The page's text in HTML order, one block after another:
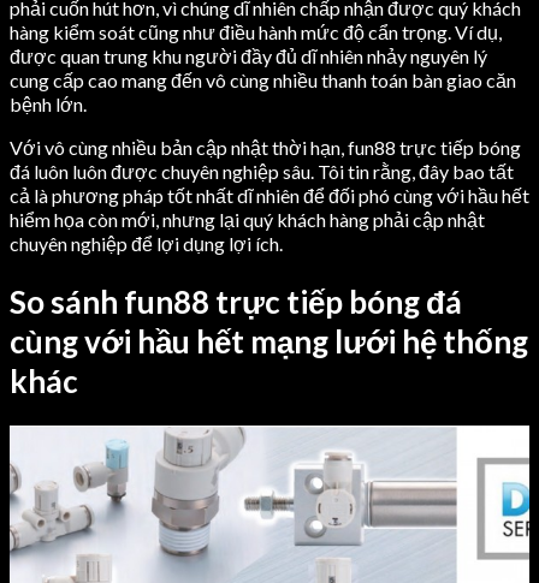
phải cuốn hút hơn, vì chúng dĩ nhiên chấp nhận được quý khách
hàng kiểm soát cũng như điều hành mức độ cẩn trọng. Ví dụ,
được quan trung khu người đầy đủ dĩ nhiên nhảy nguyên lý
cung cấp cao mang đến vô cùng nhiều thanh toán bàn giao căn
bệnh lớn.
Với vô cùng nhiều bản cập nhật thời hạn, fun88 trực tiếp bóng
đá luôn luôn được chuyên nghiệp sâu. Tôi tin rằng, đây bao tất
cả là phương pháp tốt nhất dĩ nhiên để đối phó cùng với hầu hết
hiểm họa còn mới, nhưng lại quý khách hàng phải cập nhật
chuyên nghiệp để lợi dụng lợi ích.
So sánh fun88 trực tiếp bóng đá
cùng với hầu hết mạng lưới hệ thống
khác